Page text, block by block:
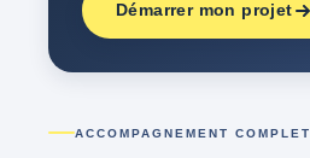
Démarrer mon projet
ACCOMPAGNEMENT COMPLET